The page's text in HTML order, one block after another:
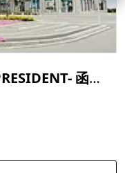
プレミアホテル -CABIN PRESIDENT- 函館